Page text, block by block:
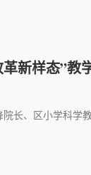
新样态”教
长、区小学科学